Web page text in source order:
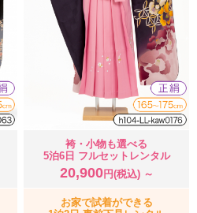
袴・小物も選べる
5泊6日 フルセットレンタル
20,900円(税込) ～
お家で試着ができる